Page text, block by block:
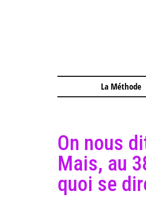
La Méthode
On nous
Mais, au
quoi se